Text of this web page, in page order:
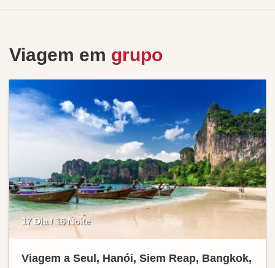
Viagem em grupo
17 Dia / 16 Noite
Viagem a Seul, Hanói, Siem Reap, Bangkok,